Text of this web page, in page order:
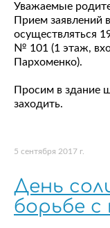
Уважаемые
Прием заявлений
осуществляться
№ 101 (1 этаж,
Пархоменко).
Просим в здание
заходить.
5 сентября 2017 г.
День
борьбе